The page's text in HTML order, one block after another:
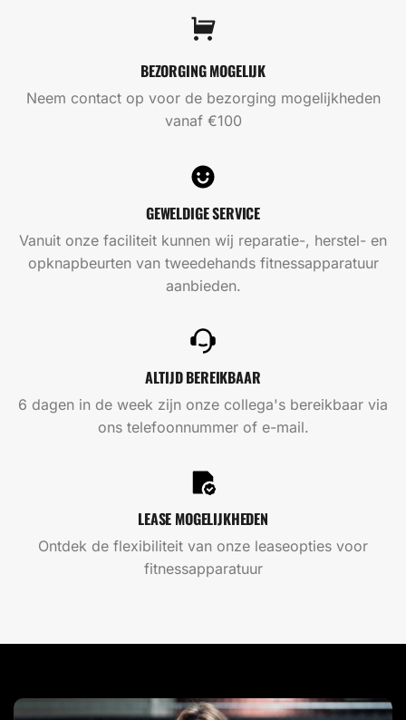
BEZORGING MOGELIJK
Neem contact op voor de bezorging mogelijkheden
vanaf €100
GEWELDIGE SERVICE
Vanuit onze faciliteit kunnen wij reparatie-, herstel- en
opknapbeurten van tweedehands fitnessapparatuur
aanbieden.
ALTIJD BEREIKBAAR
6 dagen in de week zijn onze collega's bereikbaar via
ons telefoonnummer of e-mail.
LEASE MOGELIJKHEDEN
Ontdek de flexibiliteit van onze leaseopties voor
fitnessapparatuur